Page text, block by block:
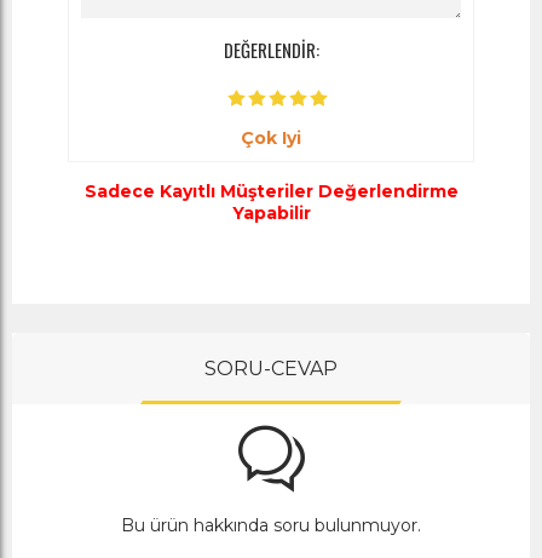
DEĞERLENDİR:
Çok Iyi
Sadece Kayıtlı Müşteriler Değerlendirme
Yapabilir
SORU-CEVAP
Bu ürün hakkında soru bulunmuyor.